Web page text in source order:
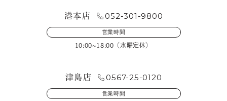
港本店 052-301-9800
営業時間
10:00~18:00（水曜定休）
津島店 0567-25-0120
営業時間